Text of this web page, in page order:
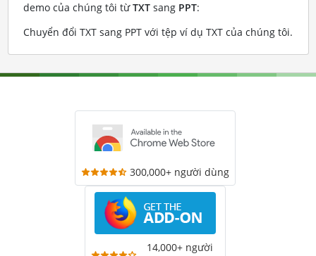
demo của chúng tôi từTXTsang PPT:
Chuyển đổi TXT sang PPT với tệp ví dụ TXT của chúng tôi.
300,000+ người dùng
14,000+ người